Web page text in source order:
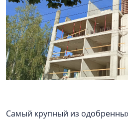
Самый крупный из